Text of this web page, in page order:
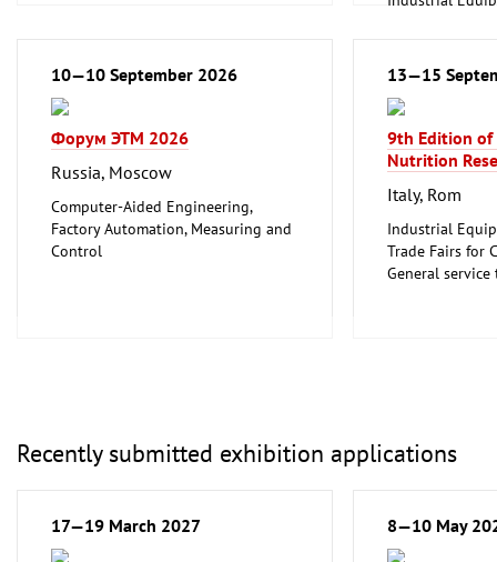
Technology,
Other
10—10 September 2026
Форум ЭТМ 2026
Russia, Moscow
Computer-Aided Engineering,
Factory Automation, Measuring and
Control
13—15
9th Edition
Nutrition
Italy, Rom
Industrial
Trade Fairs for
General
Recently submitted exhibition applications
17—19 March 2027 8—10 May